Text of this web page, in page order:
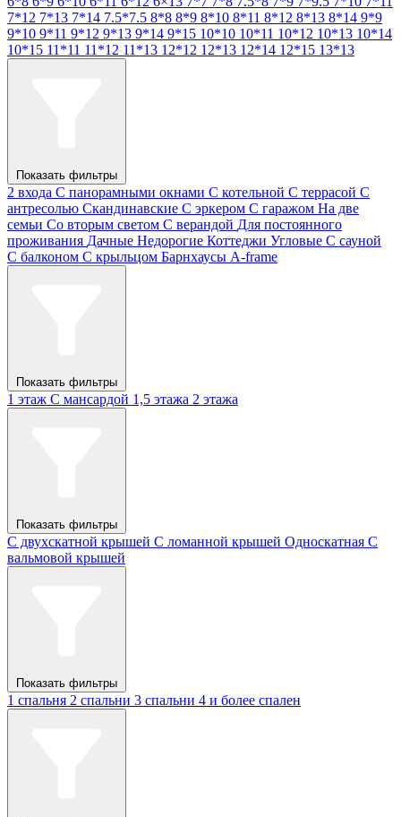
7*12 7*13 7*14 7.5*7.5 8*8 8*9 8*10 8*11 8*12 8*13 8*14 9*9
9*10 9*11 9*12 9*13 9*14 9*15 10*10 10*11 10*12 10*13 10*14
10*15 11*11 11*12 11*13 12*12 12*13 12*14 12*15 13*13
Показать фильтры
2 входа С панорамными окнами С котельной С террасой С
антресолью Скандинавские С эркером С гаражом На две
семьи Со вторым светом С верандой Для постоянного
проживания Дачные Недорогие Коттеджи Угловые С сауной
С балконом С крыльцом Барнхаусы A-frame
Показать фильтры
1 этаж С мансардой 1,5 этажа 2 этажа
Показать фильтры
С двухскатной крышей С ломанной крышей Односкатная С
вальмовой крышей
Показать фильтры
1 спальня 2 спальни 3 спальни 4 и более спален